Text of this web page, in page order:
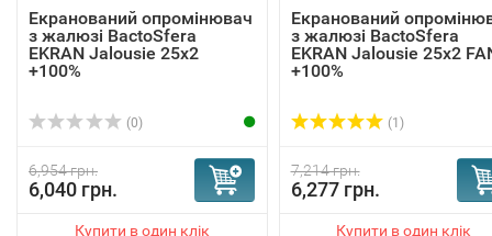
Екранований опромінювач
з жалюзі BactoSfera
EKRAN Jalousie 25х2
+100%
(0)
6,954 грн.
6,040 грн.
Екранований
з жалюзі BactoSfera
EKRAN Jalousie 25х2
+100%
(1)
7,214 грн.
6,277 грн.